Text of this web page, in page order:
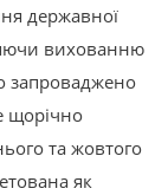
державної
вихованню
запроваджено
щорічно
та жовтого
як